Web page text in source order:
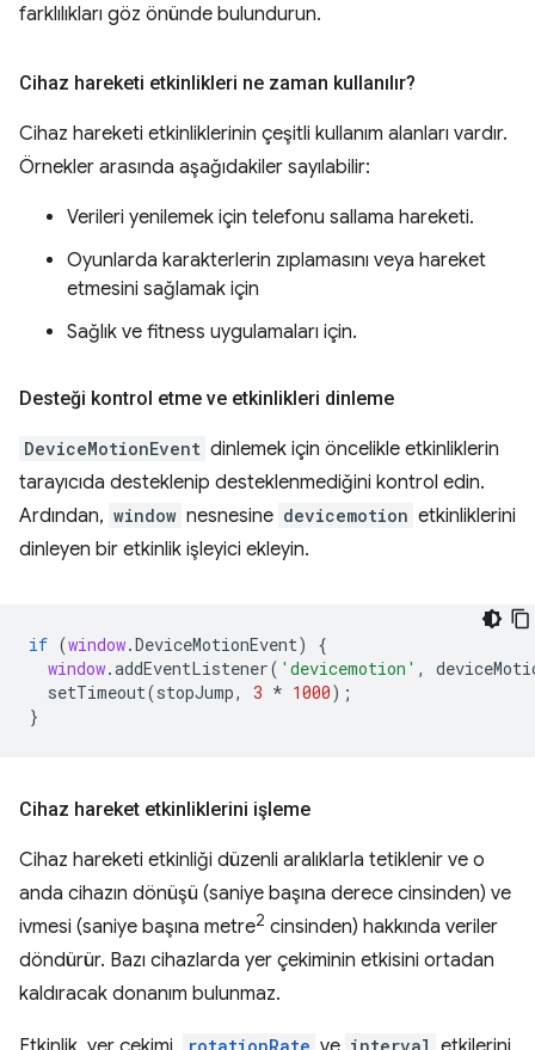
farklılıkları göz önünde bulundurun.
Cihaz hareketi etkinlikleri ne zaman kullanılır?
Cihaz hareketi etkinliklerinin çeşitli kullanım alanları vardır.
Örnekler arasında aşağıdakiler sayılabilir:
Verileri yenilemek için telefonu sallama hareketi.
Oyunlarda karakterlerin zıplamasını veya hareket
etmesini sağlamak için
Sağlık ve fitness uygulamaları için.
Desteği kontrol etme ve etkinlikleri dinleme
DeviceMotionEvent dinlemek için öncelikle etkinliklerin
tarayıcıda desteklenip desteklenmediğini kontrol edin.
Ardından, window nesnesine devicemotion etkinliklerini
dinleyen bir etkinlik işleyici ekleyin.
if (window.DeviceMotionEvent)
{
window.addEventListener( 'devicemotion' ,
setTimeout(stopJump, 3 * 1000);
}
Cihaz hareket etkinliklerini işleme
Cihaz hareketi etkinliği düzenli aralıklarla tetiklenir ve o
anda cihazın dönüşü (saniye başına derece cinsinden) ve
ivmesi (saniye başına metre2 cinsinden) hakkında veriler
döndürür. Bazı cihazlarda yer çekiminin etkisini ortadan
kaldıracak donanım bulunmaz.